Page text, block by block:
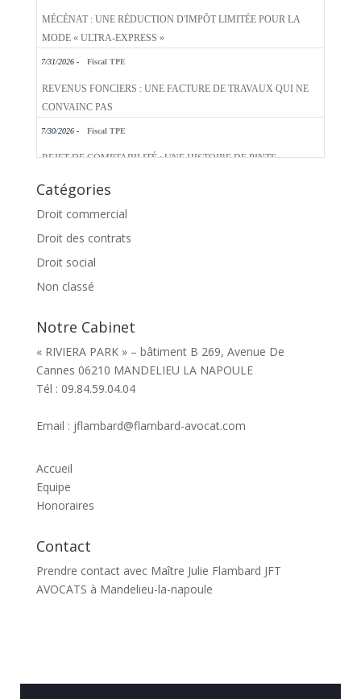
MODE « ULTRA-EXPRESS »
7/31/2026 - Fiscal TPE
REVENUS FONCIERS : UNE FACTURE DE TRAVAUX QUI NE
7/30/2026 - Fiscal TPE
REJET DE COMPTABILITÉ : UNE HISTOIRE DE PINTE...
Catégories
Droit commercial
Droit des contrats
Droit social
Non classé
Notre Cabinet
« RIVIERA PARK » – bâtiment B 269, Avenue De
Cannes 06210 MANDELIEU LA NAPOULE
Tél : 09.84.59.04.04
Email : jflambard@flambard-avocat.com
Accueil
Equipe
Honoraires
Contact
Prendre contact avec Maître Julie Flambard JFT
AVOCATS à Mandelieu-la-napoule